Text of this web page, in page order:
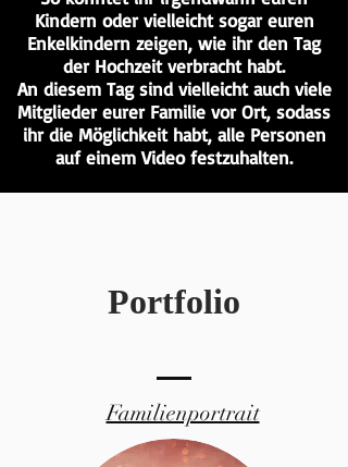
Kindern oder vielleicht sogar euren
Enkelkindern zeigen, wie ihr den Tag
der Hochzeit verbracht habt.
An diesem Tag sind vielleicht auch viele
Mitglieder eurer Familie vor Ort, sodass
ihr die Möglichkeit habt, alle Personen
auf einem Video festzuhalten.
Portfolio
Familienportrait